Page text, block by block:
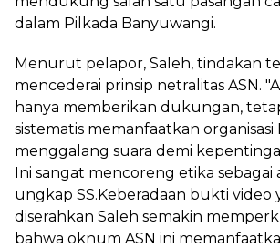
dalam Pilkada Banyuwangi.
Menurut pelapor, Saleh, tindakan
mencederai prinsip netralitas ASN.
hanya memberikan dukungan,
sistematis memanfaatkan
menggalang suara demi
Ini sangat mencoreng etika sebagai
ungkap SS.Keberadaan bukti video
diserahkan Saleh semakin
bahwa oknum ASN ini